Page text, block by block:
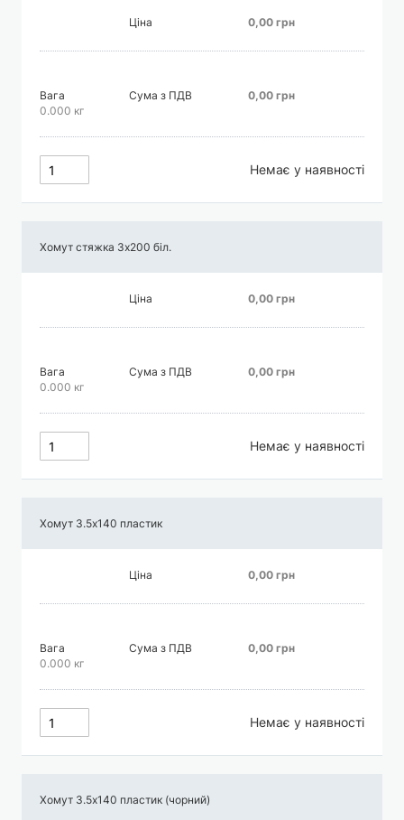
Ціна 0,00 грн
Вага
0.000 кг
Сума з ПДВ 0,00 грн
Немає у наявності
Хомут стяжка 3х200 біл.
Ціна 0,00 грн
Вага
0.000 кг
Сума з ПДВ 0,00 грн
Немає у наявності
Хомут 3.5х140 пластик
Ціна 0,00 грн
Вага
0.000 кг
Сума з ПДВ 0,00 грн
Немає у наявності
Хомут 3.5х140 пластик (чорний)